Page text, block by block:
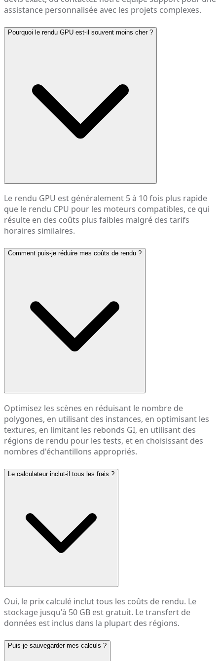
assistance personnalisée avec les projets complexes.
Pourquoi le rendu GPU est-il souvent moins cher ?
Le rendu GPU est généralement 5 à 10 fois plus rapide
que le rendu CPU pour les moteurs compatibles, ce qui
résulte en des coûts plus faibles malgré des tarifs
horaires similaires.
Comment puis-je réduire mes coûts de rendu ?
Optimisez les scènes en réduisant le nombre de
polygones, en utilisant des instances, en optimisant les
textures, en limitant les rebonds GI, en utilisant des
régions de rendu pour les tests, et en choisissant des
nombres d'échantillons appropriés.
Le calculateur inclut-il tous les frais ?
Oui, le prix calculé inclut tous les coûts de rendu. Le
stockage jusqu'à 50 GB est gratuit. Le transfert de
données est inclus dans la plupart des régions.
Puis-je sauvegarder mes calculs ?